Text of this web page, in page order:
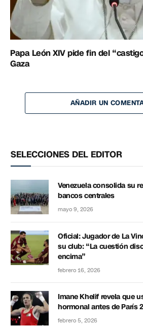
Papa León XIV pide fin del
Gaza
AÑADIR UN
SELECCIONES DEL EDITOR
Venezuela consolida su
bancos centrales
mayo 9, 2026
Oficial: Jugador de La
su club: “La cuestión
encima”
febrero 16, 2026
Imane Khelif revela que
hormonal antes de París
febrero 5, 2026